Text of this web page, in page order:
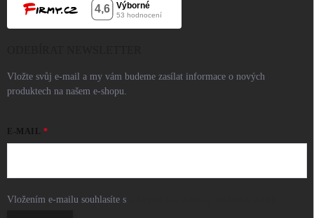
Vložte svůj e-mail a my vám budeme zasílat informace o nových
produktech na našem e-shopu.
E-MAIL
Vložením e-mailu souhlasíte s